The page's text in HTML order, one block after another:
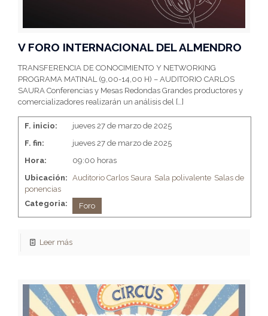
V FORO INTERNACIONAL DEL ALMENDRO
TRANSFERENCIA DE CONOCIMIENTO Y NETWORKING
PROGRAMA MATINAL (9,00-14,00 H) – AUDITORIO CARLOS
SAURA Conferencias y Mesas Redondas Grandes productores y
comercializadores realizarán un análisis del […]
F. inicio:
jueves 27 de marzo de 2025
F. fin:
jueves 27 de marzo de 2025
Hora:
09:00 horas
Ubicación: Auditorio Carlos Saura Sala polivalente Salas de
ponencias
Categoria:
Foro
Leer más